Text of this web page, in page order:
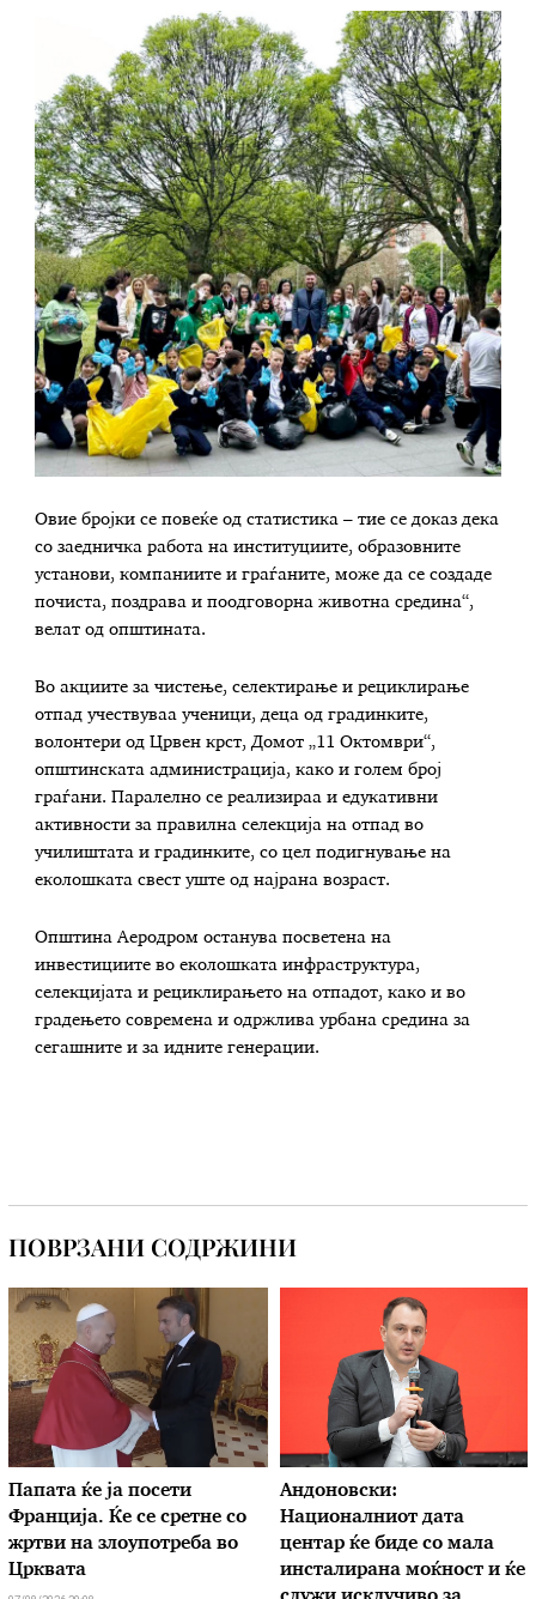
Овие бројки се повеќе од статистика – тие се доказ дека
со заедничка работа на институциите, образовните
установи, компаниите и граѓаните, може да се создаде
почиста, поздрава и поодговорна животна средина“,
велат од општината.
Во акциите за чистење, селектирање и рециклирање
отпад учествуваа ученици, деца од градинките,
волонтери од Црвен крст, Домот „11 Октомври“,
општинската администрација, како и голем број
граѓани. Паралелно се реализираа и едукативни
активности за правилна селекција на отпад во
училиштата и градинките, со цел подигнување на
еколошката свест уште од најрана возраст.
Општина Аеродром останува посветена на
инвестициите во еколошката инфраструктура,
селекцијата и рециклирањето на отпадот, како и во
градењето современа и одржлива урбана средина за
сегашните и за идните генерации.
ПОВРЗАНИ СОДРЖИНИ
Папата ќе ја посети
Франција. Ќе се сретне со
жртви на злоупотреба во
Црквата
Андоновски:
Националниот дата
центар ќе биде со мала
инсталирана моќност и ќе